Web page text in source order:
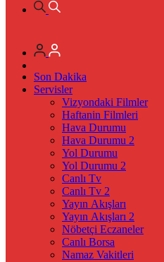
Son Dakika
Servisler
Vizyondaki Filmler
Haftanin Filmleri
Hava Durumu
Hava Durumu 2
Yol Durumu
Yol Durumu 2
Canlı Tv
Canlı Tv 2
Yayın Akışları
Yayın Akışları 2
Nöbetçi Eczaneler
Canlı Borsa
Namaz Vakitleri